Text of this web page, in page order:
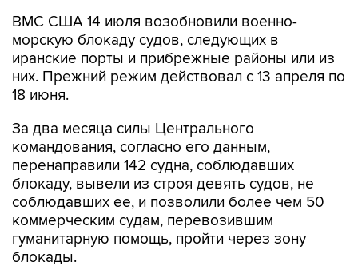
ВМС США 14 июля возобновили военно-
морскую блокаду судов, следующих в
иранские порты и прибрежные районы или из
них. Прежний режим действовал с 13 апреля по
18 июня.
За два месяца силы Центрального
командования, согласно его данным,
перенаправили 142 судна, соблюдавших
блокаду, вывели из строя девять судов, не
соблюдавших ее, и позволили более чем 50
коммерческим судам, перевозившим
гуманитарную помощь, пройти через зону
блокады.